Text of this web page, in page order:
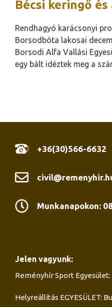
Bécsi keringő
Rendhagyó karácsonyi
Borsodbóta lakosai
Borsodi Alfa Vallási
egy bált idéztek meg a
+36(30)566-6632
Munkanapokon:
Jelen vagyunk:
Reményhír Sport Egyesület:
Helyreállítás EGYESÜLET: